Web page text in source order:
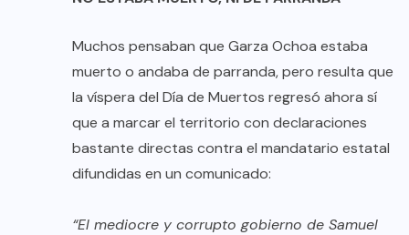
Muchos pensaban que Garza Ochoa estaba
muerto o andaba de parranda, pero resulta que
la víspera del Día de Muertos regresó ahora sí
que a marcar el territorio con declaraciones
bastante directas contra el mandatario estatal
difundidas en un comunicado:
“El mediocre y corrupto gobierno de Samuel